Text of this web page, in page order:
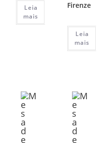
Leia
mais
Firenze
Leia
mais